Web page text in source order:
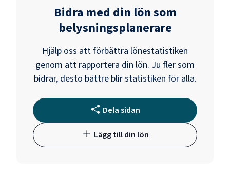
Bidra med din lön som
belysningsplanerare
Hjälp oss att förbättra lönestatistiken
genom att rapportera din lön. Ju fler som
bidrar, desto bättre blir statistiken för alla.
Dela sidan
Lägg till din lön